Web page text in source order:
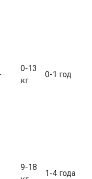
0-13
кг
0-1 год
9-18
1-4 года